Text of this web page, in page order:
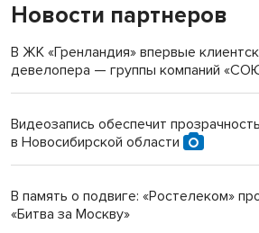
Новости партнеров
В ЖК «Гренландия» впервые
девелопера — группы компаний
Видеозапись обеспечит
в Новосибирской области
В память о подвиге: «Ростелеком»
«Битва за Москву»